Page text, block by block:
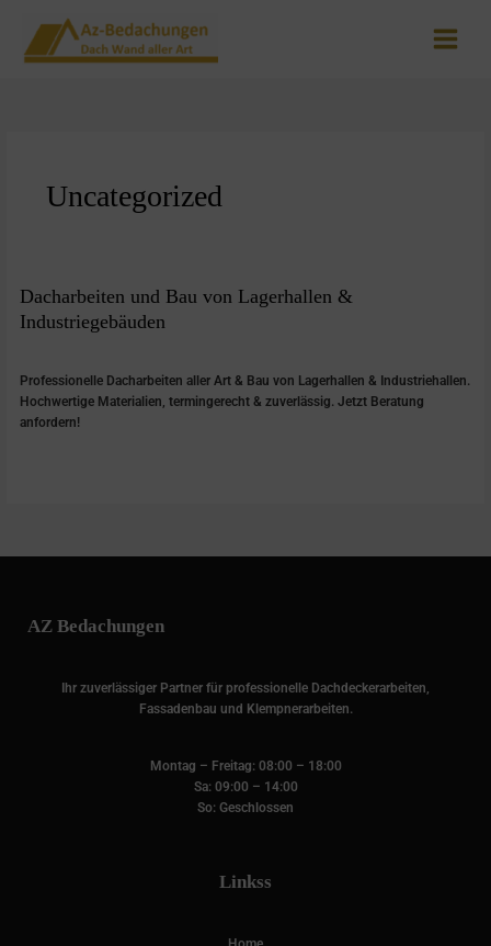
springen
Uncategorized
Dacharbeiten und Bau von Lagerhallen &
Industriegebäuden
Professionelle Dacharbeiten aller Art & Bau von Lagerhallen & Industriehallen.
Hochwertige Materialien, termingerecht & zuverlässig. Jetzt Beratung
anfordern!
Dacharbeiten
und
Lagerhallen
&
Industriegebäuden
AZ Bedachungen
Ihr zuverlässiger Partner für professionelle Dachdeckerarbeiten,
Fassadenbau und Klempnerarbeiten.
Montag – Freitag: 08:00 – 18:00
Sa: 09:00 – 14:00
So: Geschlossen
Linkss